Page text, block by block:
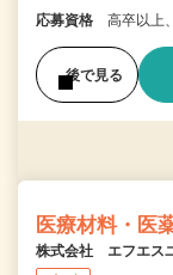
応募資格 高卒以上
後で見る
医療材料・医
株式会社 エフエス